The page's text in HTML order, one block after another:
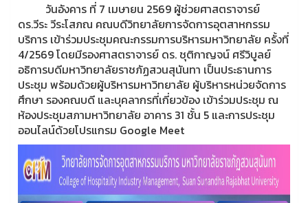
วันอังคาร ที่ 7 เมษายน 2569 ผู้ช่วยศาสตราจารย์
ดร.วีระ วีระโสภณ คณบดีวิทยาลัยการจัดการอุตสาหกรรม
บริการ เข้าร่วมประชุมคณะกรรมการบริหารมหาวิทยาลัย ครั้งที่
4/2569 โดยมีรองศาสตราจารย์ ดร. ชุติกาญจน์ ศรีวิบูลย์
อธิการบดีมหาวิทยาลัยราชภัฏสวนสุนันทา เป็นประธานการ
ประชุม พร้อมด้วยผู้บริหารมหาวิทยาลัย ผู้บริหารหน่วยจัดการ
ศึกษา รองคณบดี และบุคลากรที่เกี่ยวข้อง เข้าร่วมประชุม ณ
ห้องประชุมสภามหาวิทยาลัย อาคาร 31 ชั้น 5 และการประชุม
ออนไลน์ด้วยโปรแกรม Google Meet